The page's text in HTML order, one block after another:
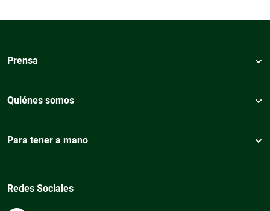
Prensa
Quiénes somos
Para tener a mano
Redes Sociales